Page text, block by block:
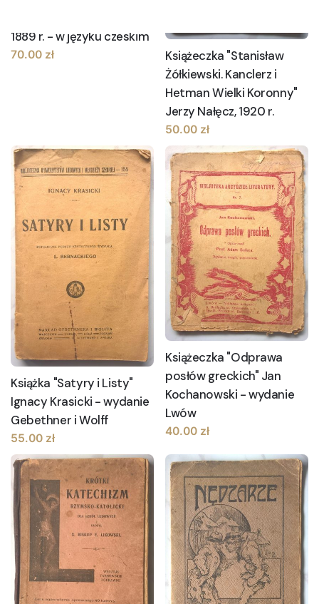
1889 r. - w języku czeskim
70.00 zł
Książeczka "Stanisław
Żółkiewski. Kanclerz i
Hetman Wielki Koronny"
Jerzy Nałęcz, 1920 r.
50.00 zł
Książka "Satyry i Listy"
Ignacy Krasicki - wydanie
Gebethner i Wolff
55.00 zł
Książeczka "Odprawa
posłów greckich" Jan
Kochanowski - wydanie
Lwów
40.00 zł